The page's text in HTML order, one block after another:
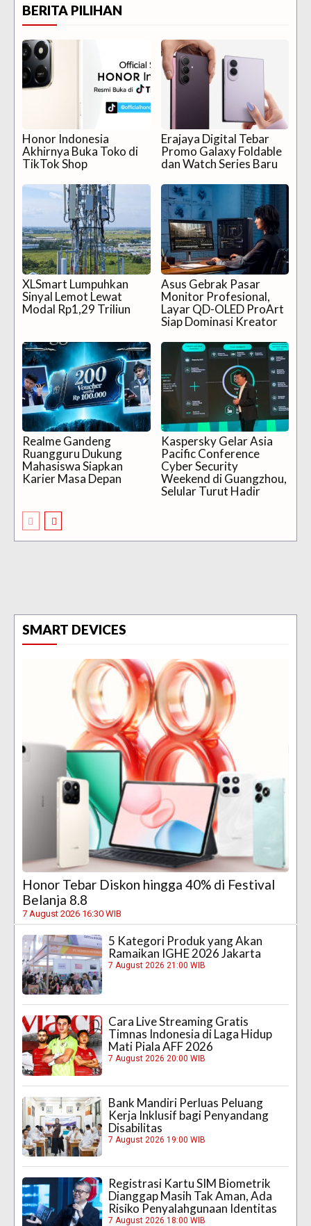
BERITA PILIHAN
Honor Indonesia
Akhirnya Buka Toko di
TikTok Shop
Erajaya Digital Tebar
Promo Galaxy Foldable
dan Watch Series Baru
XLSmart Lumpuhkan
Sinyal Lemot Lewat
Modal Rp1,29 Triliun
Asus Gebrak Pasar
Monitor Profesional,
Layar QD-OLED ProArt
Siap Dominasi Kreator
Realme Gandeng
Ruangguru Dukung
Mahasiswa Siapkan
Karier Masa Depan
Kaspersky Gelar Asia
Pacific Conference
Cyber Security
Weekend di Guangzhou,
Selular Turut Hadir
SMART DEVICES
Honor Tebar Diskon hingga 40% di Festival
Belanja 8.8
7 August 2026 16:30 WIB
5 Kategori Produk yang Akan
Ramaikan IGHE 2026 Jakarta
7 August 2026 21:00 WIB
Cara Live Streaming Gratis
Timnas Indonesia di Laga Hidup
Mati Piala AFF 2026
7 August 2026 20:00 WIB
Bank Mandiri Perluas Peluang
Kerja Inklusif bagi Penyandang
Disabilitas
7 August 2026 19:00 WIB
Registrasi Kartu SIM Biometrik
Dianggap Masih Tak Aman, Ada
Risiko Penyalahgunaan Identitas
7 August 2026 18:00 WIB